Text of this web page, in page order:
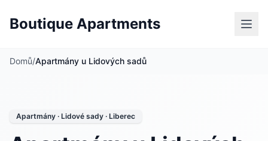
Boutique Apartments
Domů/Apartmány u Lidových sadů
Apartmány · Lidové sady · Liberec